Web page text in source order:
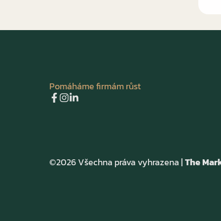
Pomáháme firmám růst
©2026 Všechna práva vyhrazena |The